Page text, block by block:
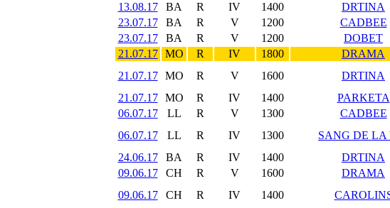
13.08.17
BA R IV 1400 DRTINA
23.07.17
BA R V 1200 CADBEE
23.07.17
BA R V 1200 DOBET
21.07.17
MO R IV 1800 DRAMA
21.07.17
MO R V 1600 DRTINA
21.07.17
MO R IV 1400 PARKETA
06.07.17
LL R V 1300 CADBEE
06.07.17
LL R IV 1300 SANG DE LA
24.06.17
BA R IV 1400 DRTINA
09.06.17
CH R V 1600 DRAMA
09.06.17
CH R IV 1400